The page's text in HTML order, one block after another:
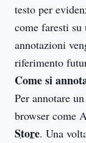
testo per
come faresti
annotazioni
riferimento
Come si
Per annotare
browser come
Store. Una